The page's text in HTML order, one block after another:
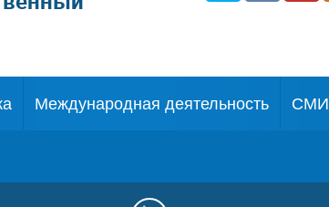
Международная деятельность СМИ